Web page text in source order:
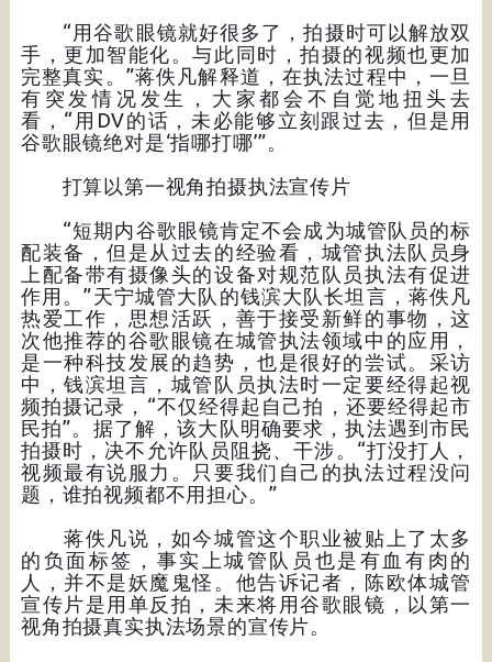
“用谷歌眼镜就好很多了，拍摄时可以解放双
手，更加智能化。与此同时，拍摄的视频也更加
完整真实。”蒋佚凡解释道，在执法过程中，一旦
有突发情况发生，大家都会不自觉地扭头去
看，“用DV的话，未必能够立刻跟过去，但是用
谷歌眼镜绝对是‘指哪打哪’”。
打算以第一视角拍摄执法宣传片
“短期内谷歌眼镜肯定不会成为城管队员的标
配装备，但是从过去的经验看，城管执法队员身
上配备带有摄像头的设备对规范队员执法有促进
作用。”天宁城管大队的钱滨大队长坦言，蒋佚凡
热爱工作，思想活跃，善于接受新鲜的事物，这
次他推荐的谷歌眼镜在城管执法领域中的应用，
是一种科技发展的趋势，也是很好的尝试。采访
中，钱滨坦言，城管队员执法时一定要经得起视
频拍摄记录，“不仅经得起自己拍，还要经得起市
民拍”。据了解，该大队明确要求，执法遇到市民
拍摄时，决不允许队员阻挠、干涉。“打没打人，
视频最有说服力。只要我们自己的执法过程没问
题，谁拍视频都不用担心。”
蒋佚凡说，如今城管这个职业被贴上了太多
的负面标签，事实上城管队员也是有血有肉的
人，并不是妖魔鬼怪。他告诉记者，陈欧体城管
宣传片是用单反拍，未来将用谷歌眼镜，以第一
视角拍摄真实执法场景的宣传片。